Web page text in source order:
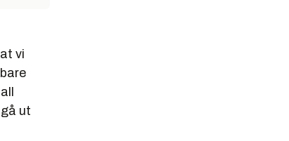
vi
ut